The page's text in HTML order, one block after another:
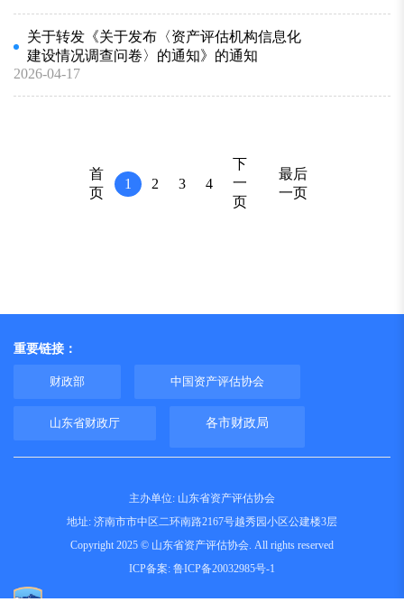
关于转发《关于发布〈资产评估机构信息化
建设情况调查问卷〉的通知》的通知
2026-04-17
首
页
1 2 3 4
下
一
页
最后
一页
重要链接：
财政部 中国资产评估协会
山东省财政厅 各市财政局
主办单位: 山东省资产评估协会
地址: 济南市市中区二环南路2167号越秀园小区公建楼3层
Copyright 2025 © 山东省资产评估协会. All rights reserved
ICP备案: 鲁ICP备20032985号-1